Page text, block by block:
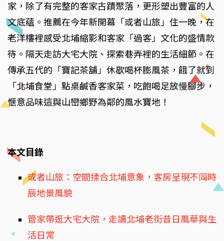
家，除了有完整的客家古蹟聚落，更形塑出豐富的人
文底蘊。推薦在今年新開幕「或者山旅」住一晚，在
老洋樓裡感受北埔縮影和客家「過客」文化的盛情款
待。隔天走訪大宅大院、探索巷弄裡的生活細節。在
傳承五代的「寶記茶舖」休歇喝杯膨風茶，餓了就到
「北埔食堂」點桌鹹香客家菜，吃飽喝足放慢腳步，
愜意品味這與山巒鄉野為鄰的風水寶地！
本文目錄
或者山旅：空間揉合北埔意象，客房呈現不同時
辰地景風貌
管家帶逛大宅大院，走讀北埔老街昔日風華與生
活日常